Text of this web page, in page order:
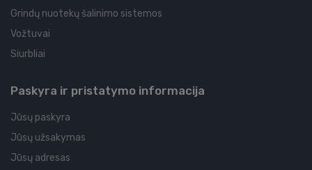
Grindų nuotekų šalinimo sistemos
Vožtuvai
Siurbliai
Paskyra ir pristatymo informacija
Jūsų paskyra
Jūsų užsakymas
Jūsų adresas